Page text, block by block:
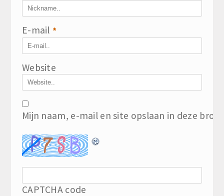
E-mail *
Website
Mijn naam, e-mail en site opslaan in deze
CAPTCHA code